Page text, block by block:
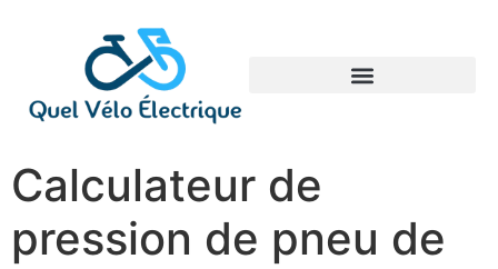
Calculateur de
pression de pneu de